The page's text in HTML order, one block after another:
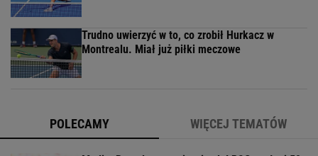
Trudno uwierzyć w to, co zrobił Hurkacz w
Montrealu. Miał już piłki meczowe
POLECAMY WIĘCEJ TEMATÓW